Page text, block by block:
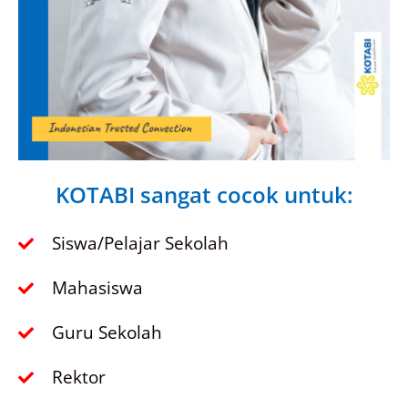
KOTABI sangat cocok untuk:
Siswa/Pelajar Sekolah
Mahasiswa
Guru Sekolah
Rektor